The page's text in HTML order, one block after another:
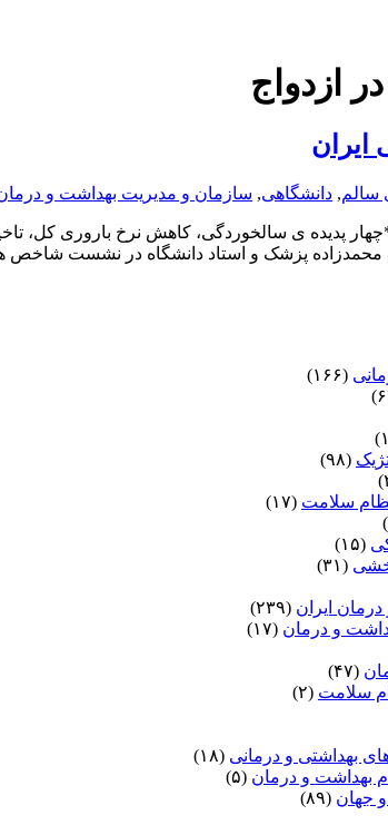
ازدواج
سالم, دانشگاهی, سازمان و مدیریت بهداشت و درمان
پدیده ی سالخوردگی، کاهش نرخ باروری کل،
محمدزاده پزشک و استاد دانشگاه در نشست شاخص
(۱۶۶)
(۹۸)
سلامت (۱۷)
(۱۵)
(۳۱)
ایران (۲۳۹)
و درمان (۱۷)
(۴۷)
سلامت (۲)
بهداشتی و درمانی (۱۸)
بهداشت و درمان (۵)
جهان (۸۹)